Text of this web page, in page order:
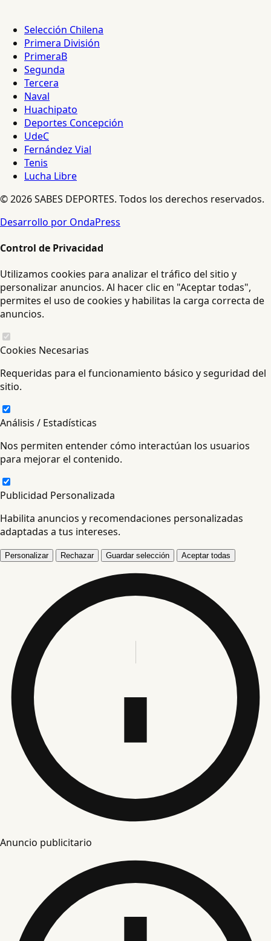
Selección Chilena
Primera División
PrimeraB
Segunda
Tercera
Naval
Huachipato
Deportes Concepción
UdeC
Fernández Vial
Tenis
Lucha Libre
© 2026 SABES DEPORTES. Todos los derechos reservados.
Desarrollo por OndaPress
Control de Privacidad
Utilizamos cookies para analizar el tráfico del sitio y
personalizar anuncios. Al hacer clic en "Aceptar todas",
permites el uso de cookies y habilitas la carga correcta de
anuncios.
Cookies Necesarias
Requeridas para el funcionamiento básico y seguridad del
sitio.
Análisis / Estadísticas
Nos permiten entender cómo interactúan los usuarios
para mejorar el contenido.
Publicidad Personalizada
Habilita anuncios y recomendaciones personalizadas
adaptadas a tus intereses.
Personalizar Rechazar Guardar selección Aceptar todas
Anuncio publicitario